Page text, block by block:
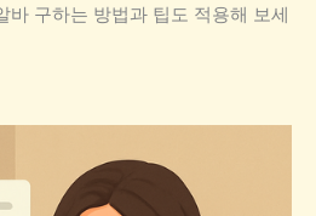
바 구하는 방법과 팁도 적용해 보세